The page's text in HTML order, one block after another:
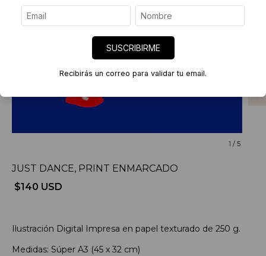
1 /5
JUST DANCE, PRINT ENMARCADO
$140 USD
Ilustración Digital Impresa en papel texturado de 250 g.
Medidas: Súper A3 (45 x 32 cm)
SUSCRIBIRME
Recibirás un correo para validar tu email.